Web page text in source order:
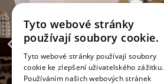
Tyto webové stránky
používají soubory cookie.
Tyto webové stránky používají soubory
cookie ke zlepšení uživatelského zážitku.
Používáním našich webových stránek